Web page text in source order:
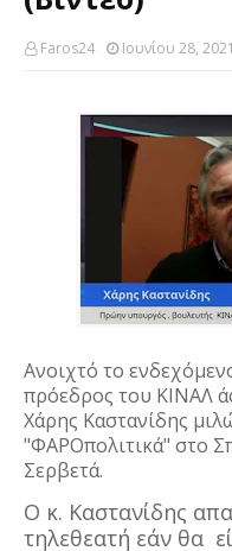
Faros24 Ιουνίου 28, 2021
Ανοιχτό το
πρόεδρος του ΚΙΝΑΛ
Χάρης Καστανίδης
"ΦΑΡΟπολιτικά" στο
Σερβετά.
Ο κ. Καστανίδης
τηλεθεατή εάν θα